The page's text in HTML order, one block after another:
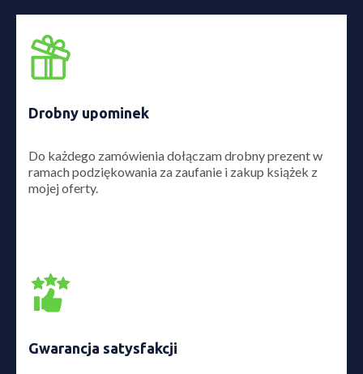
Drobny upominek
Do każdego zamówienia dołączam drobny prezent w
ramach podziękowania za zaufanie i zakup książek z
mojej oferty.
Gwarancja satysfakcji